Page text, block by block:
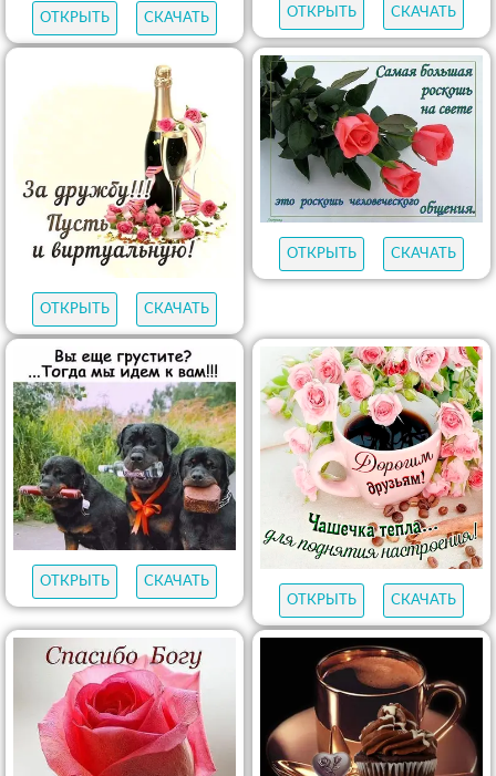
ОТКРЫТЬ СКАЧАТЬ ОТКРЫТЬ СКАЧАТЬ
ОТКРЫТЬ СКАЧАТЬ
ОТКРЫТЬ СКАЧАТЬ
ОТКРЫТЬ
СКАЧАТЬ
ОТКРЫТЬ
СКАЧАТЬ